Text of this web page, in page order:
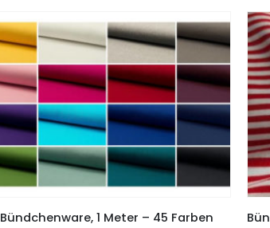
Bündchenware, 1 Meter – 45 Farben